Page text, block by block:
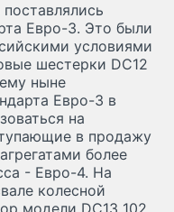
Евро-3. Это были
условиями
шестерки DC12
ныне
Евро-3 в
на
в продажу
более
- Евро-4. На
колесной